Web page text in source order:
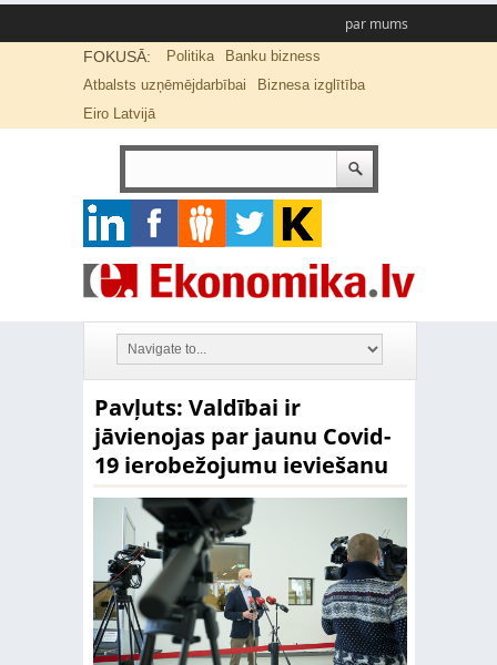
par mums
FOKUSĀ: Politika
Banku bizness
Atbalsts uzņēmējdarbībai
Biznesa izglītība
Eiro Latvijā
Pavļuts: Valdībai ir
jāvienojas par jaunu Covid-
19 ierobežojumu ieviešanu